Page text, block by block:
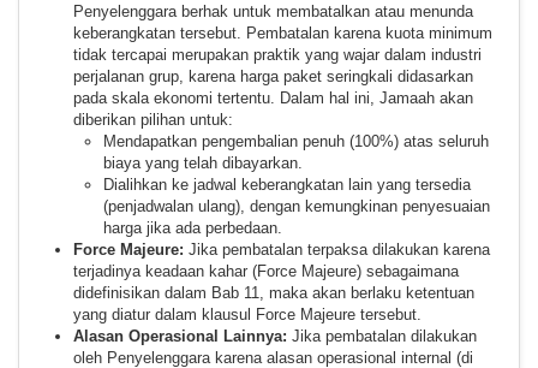
Penyelenggara berhak untuk membatalkan atau menunda
keberangkatan tersebut. Pembatalan karena kuota minimum
tidak tercapai merupakan praktik yang wajar dalam industri
perjalanan grup, karena harga paket seringkali didasarkan
pada skala ekonomi tertentu. Dalam hal ini, Jamaah akan
diberikan pilihan untuk:
Mendapatkan pengembalian penuh (100%) atas seluruh
biaya yang telah dibayarkan.
Dialihkan ke jadwal keberangkatan lain yang tersedia
(penjadwalan ulang), dengan kemungkinan penyesuaian
harga jika ada perbedaan.
Force Majeure: Jika pembatalan terpaksa dilakukan karena
terjadinya keadaan kahar (Force Majeure) sebagaimana
didefinisikan dalam Bab 11, maka akan berlaku ketentuan
yang diatur dalam klausul Force Majeure tersebut.
Alasan Operasional Lainnya: Jika pembatalan dilakukan
oleh Penyelenggara karena alasan operasional internal (di